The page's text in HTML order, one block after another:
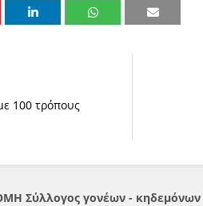
100 τρόπους
Σύλλογος γονέων -